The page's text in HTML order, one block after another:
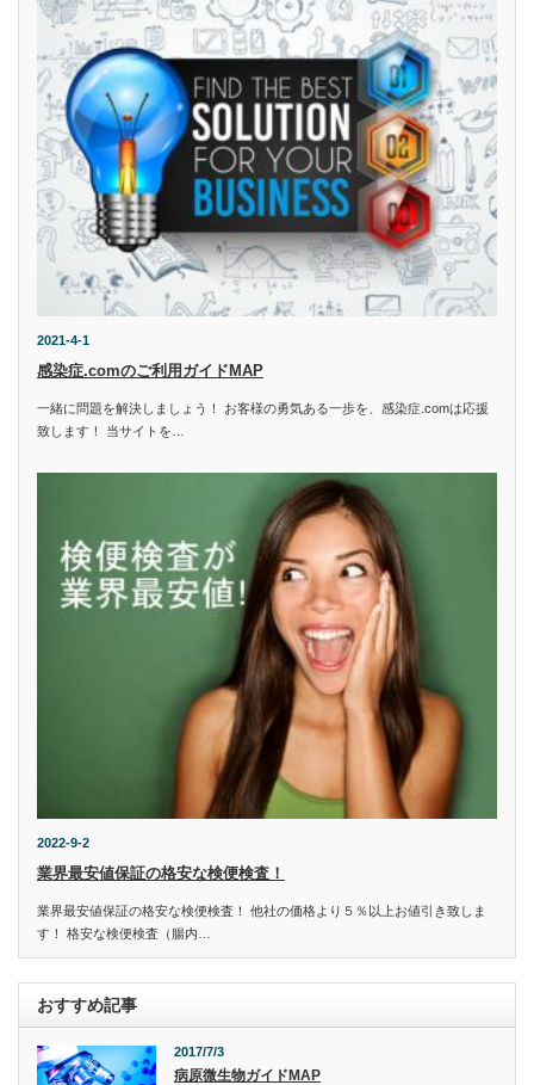
2021-4-1
感染症.comのご利用ガイドMAP
一緒に問題を解決しましょう！ お客様の勇気ある一歩を、感染症.comは応援
致します！ 当サイトを…
2022-9-2
業界最安値保証の格安な検便検査！
業界最安値保証の格安な検便検査！ 他社の価格より５％以上お値引き致しま
す！ 格安な検便検査（腸内…
おすすめ記事
2017/7/3
病原微生物ガイドMAP